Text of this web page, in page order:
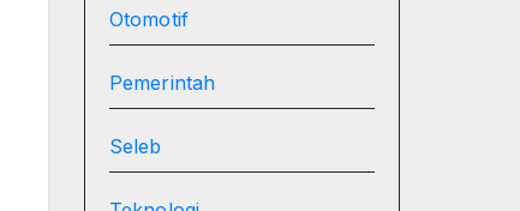
Otomotif
Pemerintah
Seleb